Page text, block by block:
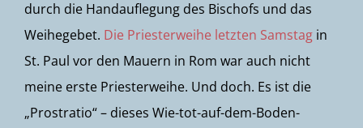
durch die Handauflegung des Bischofs und das
Weihegebet. Die Priesterweihe letzten Samstag in
St. Paul vor den Mauern in Rom war auch nicht
meine erste Priesterweihe. Und doch. Es ist die
„Prostratio“ – dieses Wie-tot-auf-dem-Boden-